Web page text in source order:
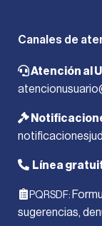
Canales de
Atención al
Línea
PQRSDF:
sugerencias,